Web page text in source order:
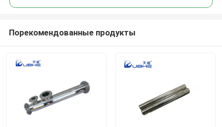
Порекомендованные продукты